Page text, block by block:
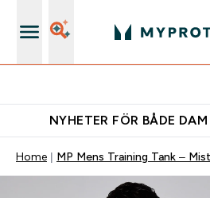
NYHETER FÖR BÅDE
Home MP Mens Training Tank –